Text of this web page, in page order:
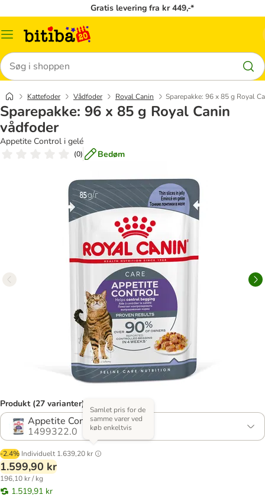
Gratis levering fra kr 449,-*
Menu
Søg
Kattefoder Vådfoder Royal Canin Sparepakke: 96 x 85 g Royal
Sparepakke: 96 x 85 g Royal Canin
vådfoder
Appetite Control i gelé
(0) Bedøm
Produkt (27 varianter)
Appetite Control i gelé
1499322.0
-2.4% Individuelt 1.639,20 kr
Samlet pris for de
samme varer ved
køb enkeltvis
1.599,90 kr
196,10 kr / kg
1.519,91 kr